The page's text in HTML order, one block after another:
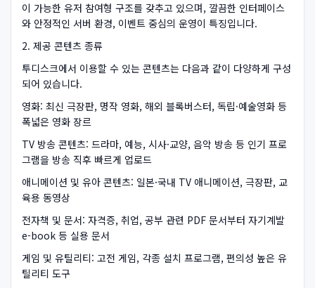
이 가능한 유저 참여형 구조를 갖추고 있으며, 깔끔한 인터페이스
와 안정적인 서버 환경, 이벤트 중심의 운영이 특징입니다.
2. 제공 콘텐츠 종류
투디스크에서 이용할 수 있는 콘텐츠는 다음과 같이 다양하게 구성
되어 있습니다.
영화: 최신 극장판, 명작 영화, 해외 블록버스터, 독립·예술영화 등
폭넓은 영화 장르
TV 방송 콘텐츠: 드라마, 예능, 시사·교양, 음악 방송 등 인기 프로
그램을 방송 직후 빠르게 업로드
애니메이션 및 유아 콘텐츠: 일본·국내 TV 애니메이션, 극장판, 교
육용 동영상
전자책 및 문서: 자격증, 취업, 공부 관련 PDF 문서부터 자기계발
e-book 등 실용 문서
게임 및 유틸리티: 고전 게임, 각종 설치 프로그램, 편의성 높은 유
틸리티 도구